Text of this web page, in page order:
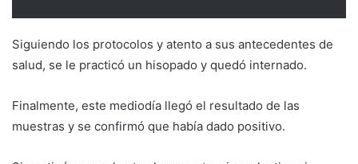
Siguiendo los protocolos y atento a sus antecedentes de
salud, se le practicó un hisopado y quedó internado.
Finalmente, este mediodía llegó el resultado de las
muestras y se confirmó que había dado positivo.